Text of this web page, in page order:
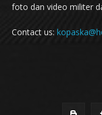
foto dan video militer
Contact us: